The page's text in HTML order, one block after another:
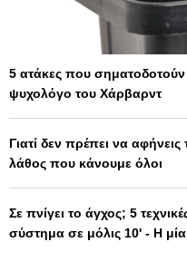
5 ατάκες που
ψυχολόγο του Χάρβαρντ
Γιατί δεν πρέπει να
λάθος που κάνουμε όλοι
Σε πνίγει το άγχος; 5
σύστημα σε μόλις 10' - Η